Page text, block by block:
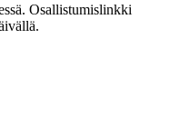
Osallistumislinkki